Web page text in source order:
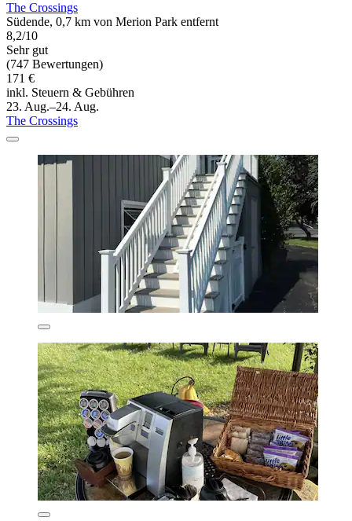
The Crossings
Südende, 0,7 km von Merion Park entfernt
8,2/10
Sehr gut
(747 Bewertungen)
171 €
inkl. Steuern & Gebühren
23. Aug.–24. Aug.
The Crossings